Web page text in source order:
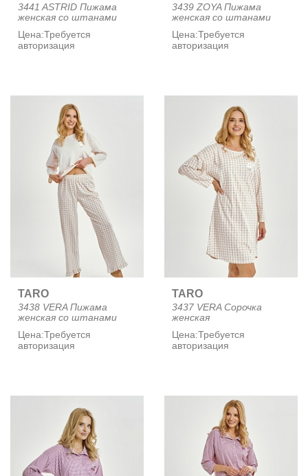
3441 ASTRID Пижама
женская со штанами
Цена:Требуется
авторизация
3439 ZOYA Пижама
женская со штанами
Цена:Требуется
авторизация
TARO
3438 VERA Пижама
женская со штанами
Цена:Требуется
авторизация
TARO
3437 VERA Сорочка
женская
Цена:Требуется
авторизация